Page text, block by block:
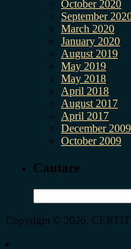
October 2020
September
March 2020
January 2020
August 2019
May 2019
May 2018
April 2018
August 2017
April 2017
December 2009
October 2009
Cautare
for:
Copyright © 2026,